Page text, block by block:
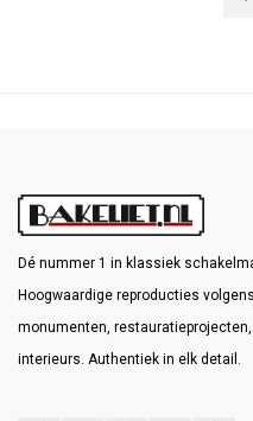
Dé nummer 1 in klassiek
Hoogwaardige reproducties
monumenten,
interieurs. Authentiek in elk detail.